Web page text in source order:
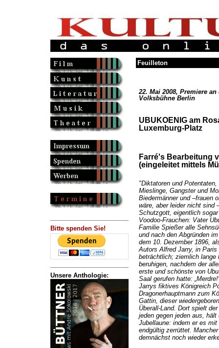
Bitte spenden Sie!
Unsere Anthologie:
Feuilleton
22. Mai 2008, Premiere an
Volksbühne Berlin
UBUKOENIG am
Luxemburg-Platz
Farré's Bearbeitung
(eingeleitet mittels
"Diktatoren und
Mieslinge, Gangster und
Biedermänner und –frauen
wäre, aber leider nicht sind
Schutzgott, eigentlich
Voodoo-Frauchen: Vater
Familie Spießer alle
und nach den Abgründen
dem 10. Dezember 1896,
Autors Alfred Jarry, in Paris
beträchtlich; ziemlich
beruhigen, nachdem der
erste und schönste von
Saal gerufen hatte:
Jarrys fiktives Königreich
Dragonerhauptmann zum
Gattin, dieser
Überall-Land. Dort spielt
jeden gegen jeden aus,
Jubellaune: indem er es mit
endgültig zerrüttet.
demnächst noch wieder